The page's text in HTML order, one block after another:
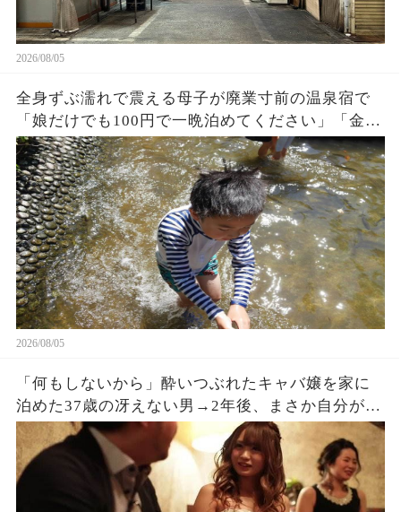
2026/08/05
全身ずぶ濡れで震える母子が廃業寸前の温泉宿で
「娘だけでも100円で一晩泊めてください」「金な
んかいらない、中に入りな！」→3ヶ月後、まさか
の出来事に…
2026/08/05
「何もしないから」酔いつぶれたキャバ嬢を家に
泊めた37歳の冴えない男→2年後、まさか自分がこ
うなるとは思っていなかった